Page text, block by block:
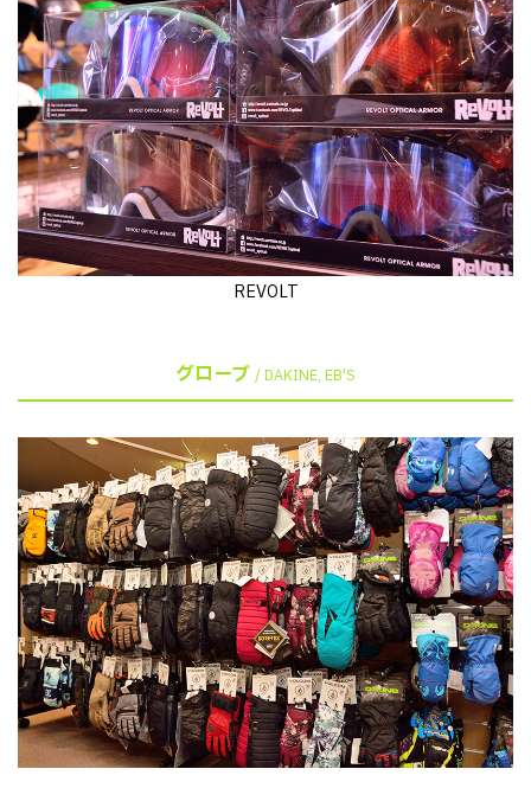
REVOLT
グローブ / DAKINE, EB'S